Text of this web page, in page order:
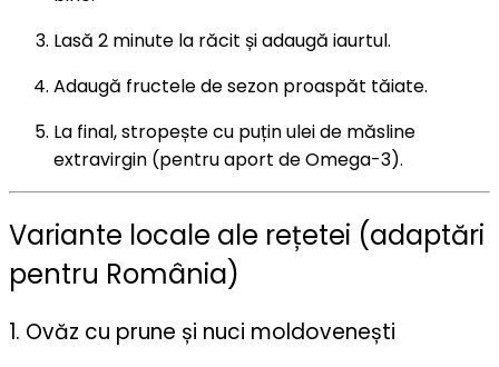
Lasă 2 minute la răcit și adaugă iaurtul.
Adaugă fructele de sezon proaspăt tăiate.
La final, stropește cu puțin ulei de măsline
extravirgin (pentru aport de Omega-3).
Variante locale ale rețetei (adaptări
pentru România)
1. Ovăz cu prune și nuci moldovenești